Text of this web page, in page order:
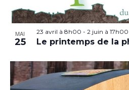
MAI
25
23 avril à 8h00 - 2 juin à 17h00
Le printemps de la